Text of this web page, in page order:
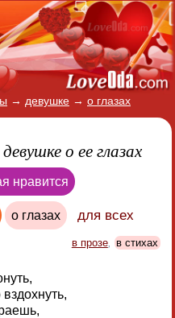
→ девушке → о глазах
о ее глазах
нравится
о глазах для всех
в прозе, в стихах